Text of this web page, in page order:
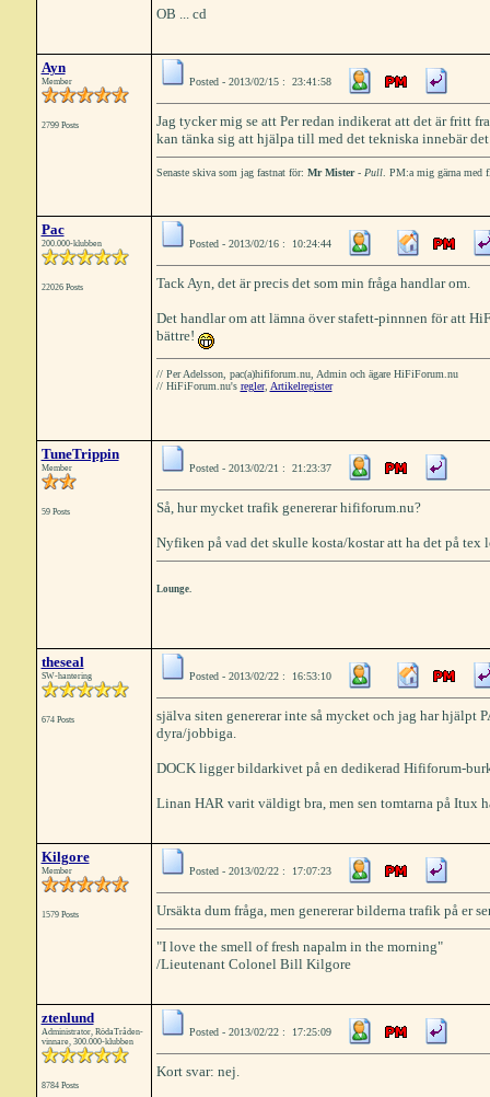
OB ... cd
Ayn
Member
2799 Posts
Posted - 2013/02/15 : 23:41:58
Jag tycker mig se att Per redan indikerat att det är fritt
kan tänka sig att hjälpa till med det tekniska innebär
Senaste skiva som jag fastnat för: Mr Mister- Pull. PM:a mig gärna med
Pac
200.000-klubben
22026 Posts
Posted - 2013/02/16 : 10:24:44
Tack Ayn, det är precis det som min fråga handlar om.
Det handlar om att lämna över stafett-pinnnen för att
bättre!
// Per Adelsson, pac(a)hififorum.nu, Admin och ägare HiFiForum.nu
// HiFiForum.nu's regler, Artikelregister
TuneTrippin
Member
59 Posts
Posted - 2013/02/21 : 21:23:37
Så, hur mycket trafik genererar hififorum.nu?
Nyfiken på vad det skulle kosta/kostar att ha det på tex
Lounge.
theseal
SW-hantering
674 Posts
Posted - 2013/02/22 : 16:53:10
själva siten genererar inte så mycket och jag har hjälpt
dyra/jobbiga.
DOCK ligger bildarkivet på en dedikerad Hififorum-
Linan HAR varit väldigt bra, men sen tomtarna på Itux
Kilgore
Member
1579 Posts
Posted - 2013/02/22 : 17:07:23
Ursäkta dum fråga, men genererar bilderna trafik på er
"I love the smell of fresh napalm in the morning"
/Lieutenant Colonel Bill Kilgore
ztenlund
Administrator, RödaTråden-
vinnare, 300.000-klubben
8784 Posts
Posted - 2013/02/22 : 17:25:09
Kort svar: nej.